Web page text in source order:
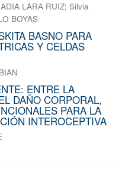
LARA RUIZ; Silvia
BOYAS
BASNO PARA
Y CELDAS
ENTRE LA
DAÑO CORPORAL,
PARA LA
INTEROCEPTIVA